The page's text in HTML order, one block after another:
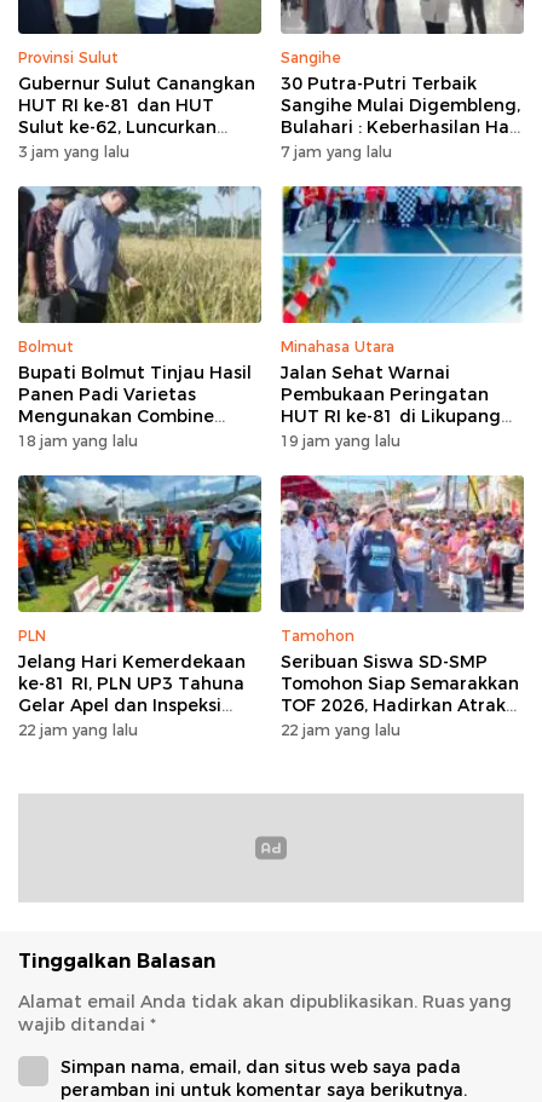
Provinsi Sulut
Gubernur Sulut Canangkan
HUT RI ke-81 dan HUT
Sulut ke-62, Luncurkan
Program Keringanan Pajak
Kelapa
3 jam yang lalu
Sangihe
30 Putra-Putri Terbaik
Sangihe Mulai Digembleng,
Bulahari : Keberhasilan Hari
Ini Bukan Garis Akhir Tapi
7 jam yang lalu
Bolmut
Bupati Bolmut Tinjau Hasil
Panen Padi Varietas
Mengunakan Combine
Harvester
18 jam yang lalu
Minahasa Utara
Jalan Sehat Warnai
Pembukaan Peringatan
HUT RI ke-81 di Likupang
Barat
19 jam yang lalu
PLN
Jelang Hari Kemerdekaan
ke-81 RI, PLN UP3 Tahuna
Gelar Apel dan Inspeksi
Peralatan Guna Pastikan
22 jam yang lalu
Tamohon
Seribuan Siswa SD-SMP
Tomohon Siap Semarakkan
TOF 2026, Hadirkan Atraksi
Kolosal dan Harmoni Seni
22 jam yang lalu
Tinggalkan Balasan
Alamat email Anda tidak akan dipublikasikan. Ruas yang
wajib ditandai *
Simpan nama, email, dan situs web saya pada
peramban ini untuk komentar saya berikutnya.